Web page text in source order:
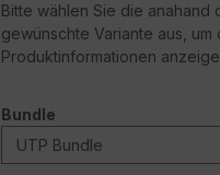
Bitte wählen Sie die anahand
gewünschte Variante aus,
Produktinformationen
Bundle